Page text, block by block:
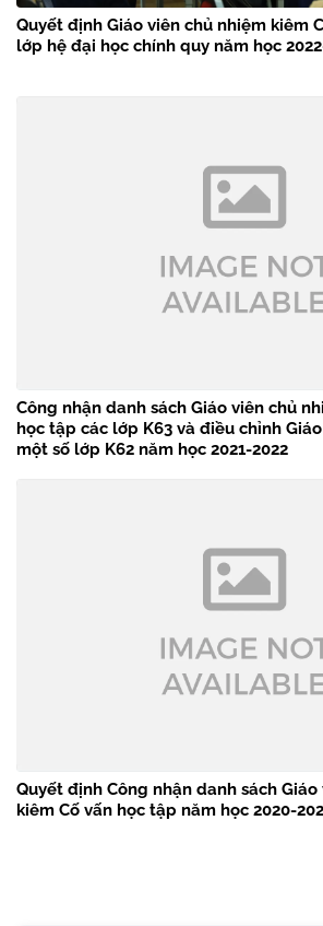
Quyết định Giáo viên chủ nhiệm kiêm
lớp hệ đại học chính quy năm học
Công nhận danh sách Giáo viên chủ
học tập các lớp K63 và điều chỉnh
một số lớp K62 năm học 2021-2022
Quyết định Công nhận danh sách
kiêm Cố vấn học tập năm học 2020-